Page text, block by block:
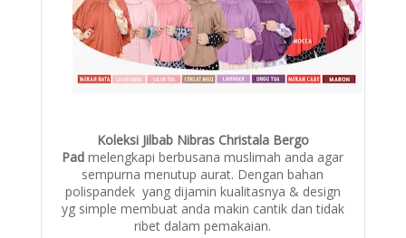
Koleksi Jilbab Nibras Christala Bergo
Padmelengkapi berbusana muslimah anda agar
sempurna menutup aurat. Dengan bahan
polispandek yang dijamin kualitasnya & design
yg simple membuat anda makin cantik dan tidak
ribet dalam pemakaian.